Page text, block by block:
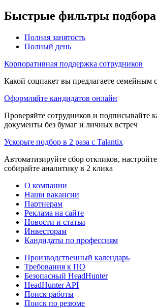
Быстрые фильтры
Полная занятость
Полный день
Корпоративная поддержка сотрудников
Какой соцпакет вы предлагаете семейным
Оформляйте кандидатов онлайн
Проверяйте сотрудников и подписывайте
документы без бумаг и личных встреч
Ускорьте подбор в 2 раза с Talantix
Автоматизируйте сбор откликов,
собирайте аналитику в 2 клика
О компании
Наши вакансии
Партнерам
Реклама на сайте
Новости и статьи
Инвесторам
Кандидаты по профессиям
Производственный календарь
Требования к ПО
Безопасный HeadHunter
HeadHunter API
Поиск работы
Поиск по резюме